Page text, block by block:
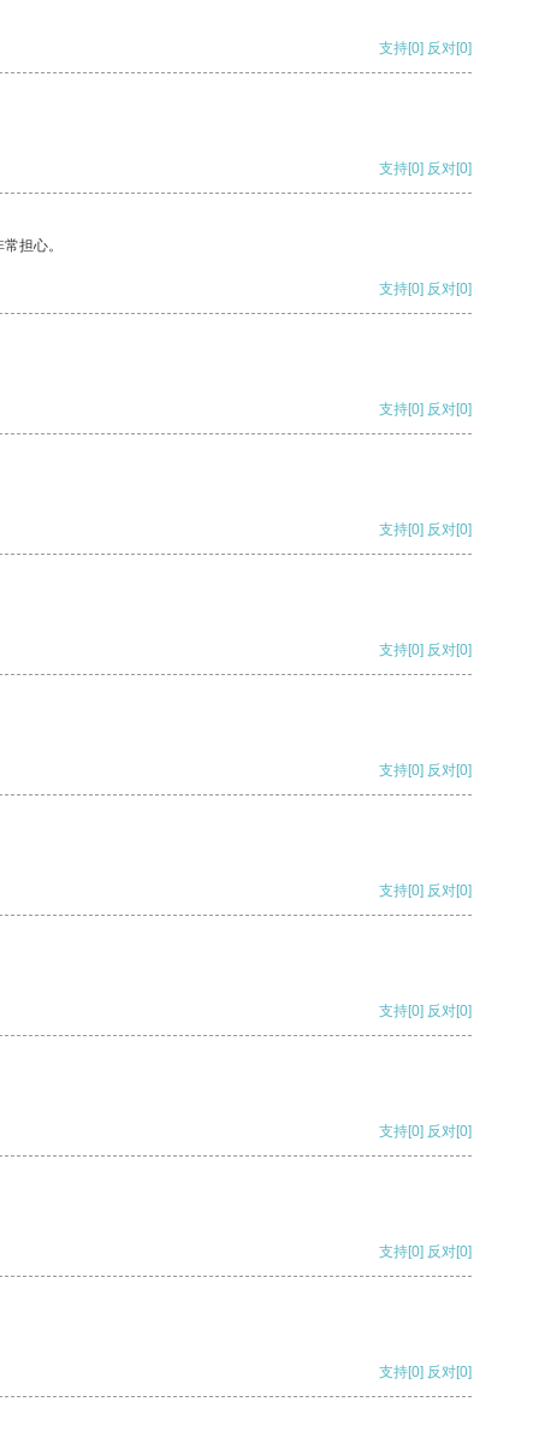
支持[0] 反对[0]
支持[0] 反对[0]
担心。
支持[0] 反对[0]
支持[0] 反对[0]
支持[0] 反对[0]
支持[0] 反对[0]
支持[0] 反对[0]
支持[0] 反对[0]
支持[0] 反对[0]
支持[0] 反对[0]
支持[0] 反对[0]
支持[0] 反对[0]